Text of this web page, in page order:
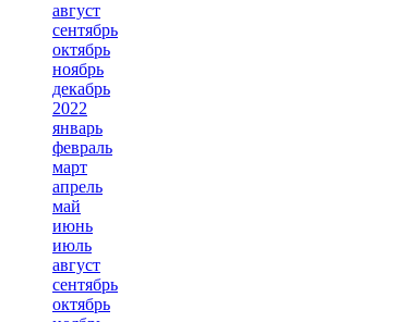
август
сентябрь
октябрь
ноябрь
декабрь
2022
январь
февраль
март
апрель
май
июнь
июль
август
сентябрь
октябрь